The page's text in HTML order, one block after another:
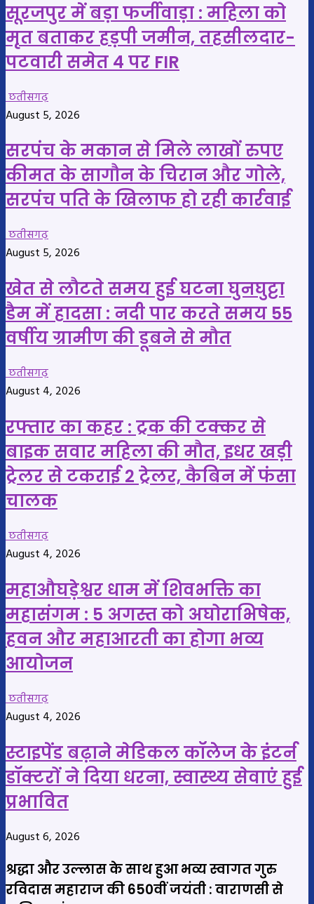
सूरजपुर में बड़ा फर्जीवाड़ा : महिला को
मृत बताकर हड़पी जमीन, तहसीलदार-
पटवारी समेत 4 पर FIR
छतीसगढ़
August 5, 2026
सरपंच के मकान से मिले लाखों रुपए
कीमत के सागौन के चिरान और गोले,
सरपंच पति के खिलाफ हो रही कार्रवाई
छतीसगढ़
August 5, 2026
खेत से लौटते समय हुई घटना घुनघुट्टा
डैम में हादसा : नदी पार करते समय 55
वर्षीय ग्रामीण की डूबने से मौत
छतीसगढ़
August 4, 2026
रफ्तार का कहर : ट्रक की टक्कर से
बाइक सवार महिला की मौत, इधर खड़ी
ट्रेलर से टकराई 2 ट्रेलर, कैबिन में फंसा
चालक
छतीसगढ़
August 4, 2026
महाऔघड़ेश्वर धाम में शिवभक्ति का
महासंगम : 5 अगस्त को अघोराभिषेक,
हवन और महाआरती का होगा भव्य
आयोजन
छतीसगढ़
August 4, 2026
स्टाइपेंड बढ़ाने मेडिकल कॉलेज के इंटर्न
डॉक्टरों ने दिया धरना, स्वास्थ्य सेवाएं हुई
प्रभावित
August 6, 2026
श्रद्धा और उल्लास के साथ हुआ भव्य स्वागत गुरु
रविदास महाराज की 650वीं जयंती : वाराणसी से